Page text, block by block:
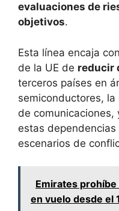
evaluaciones de
objetivos.
Esta línea encaja
de la UE de reducir
terceros países en
semiconductores,
de comunicaciones,
estas
escenarios de
Emirates
en vuelo desde el